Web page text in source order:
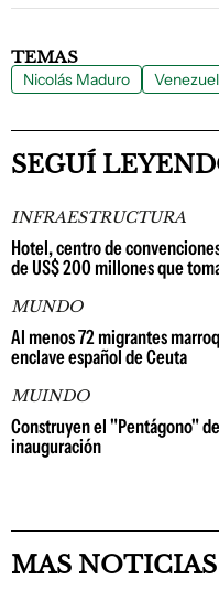
TEMAS
Nicolás Maduro
SEGUÍ
INFRAESTRUCTURA
Hotel, centro de
de US$ 200 millones que
MUNDO
Al menos 72 migrantes
enclave español de Ceuta
MUINDO
Construyen el "Pentágono"
inauguración
MAS